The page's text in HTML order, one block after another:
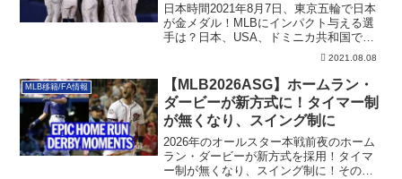
日本時間2021年8月7日、東京五輪で日本
が金メダル！MLBにインパクト与える選
手は？日本、USA、ドミニカ共和国で考
2021.08.08
MLB移籍/FA情報
【MLB2026ASG】ホームラン・
ダービーが新方式に！タイマー制
が無くなり、スイング制に
2026年のオールスター本戦前夜のホーム
ラン・ダービーが新方式を採用！タイマ
ー制が無くなり、スイング制に！その詳